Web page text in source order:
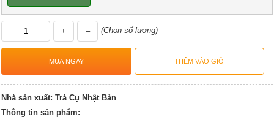
+ – (Chọn số lượng)
Nhà sản xuất: Trà Cụ Nhật Bản
Thông tin sản phẩm: